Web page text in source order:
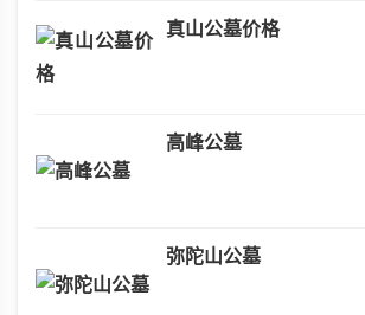
真山公墓价格
高峰公墓
弥陀山公墓